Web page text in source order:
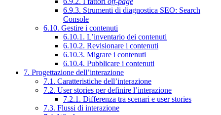
6.9.3. Strumenti di diagnostica SEO: Search
Console
6.10. Gestire i contenuti
6.10.1. L’inventario dei contenuti
6.10.2. Revisionare i contenuti
6.10.3. Migrare i contenuti
6.10.4. Pubblicare i contenuti
7. Progettazione dell’interazione
7.1. Caratteristiche dell’interazione
7.2. User stories per definire l’interazione
7.2.1. Differenza tra scenari e user stories
7.3. Flussi di interazione